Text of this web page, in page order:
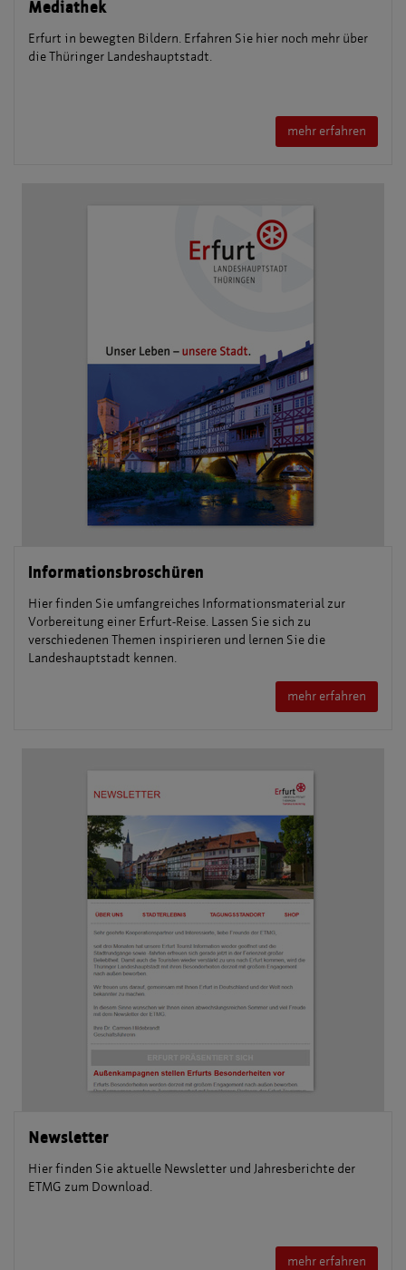
Mediathek
Erfurt in bewegten Bildern. Erfahren Sie hier noch mehr über
die Thüringer Landeshauptstadt.
mehr erfahren
Informationsbroschüren
Hier finden Sie umfangreiches Informationsmaterial zur
Vorbereitung einer Erfurt-Reise. Lassen Sie sich zu
verschiedenen Themen inspirieren und lernen Sie die
Landeshauptstadt kennen.
mehr erfahren
Newsletter
Hier finden Sie aktuelle Newsletter und Jahresberichte der
ETMG zum Download.
mehr erfahren